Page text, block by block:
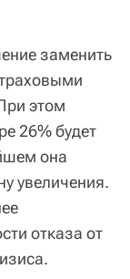
заменить
этом
26% будет
она
увеличения.
отказа от